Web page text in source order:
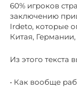
60% игроков
заключению
Irdeto, которые
Китая,
Из этого текста
• Как вообще